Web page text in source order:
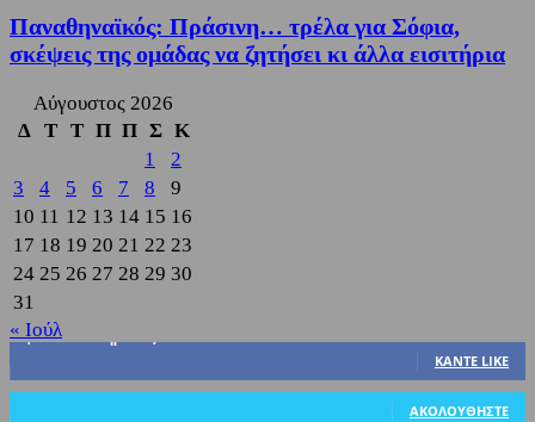
Παναθηναϊκός: Πράσινη… τρέλα για Σόφια,
σκέψεις της ομάδας να ζητήσει κι άλλα εισιτήρια
Αύγουστος 2026
Δ
Τ Τ Π Π Σ Κ
1
2
3
4 5 6 7 8
9
10 11 12 13 14 15 16
17 18 19 20 21 22 23
24 25 26 27 28 29 30
31
« Ιούλ
3,822
ΚΆΝΤΕ LIKE
ΑΚΟΛΟΥΘΉΣΤΕ